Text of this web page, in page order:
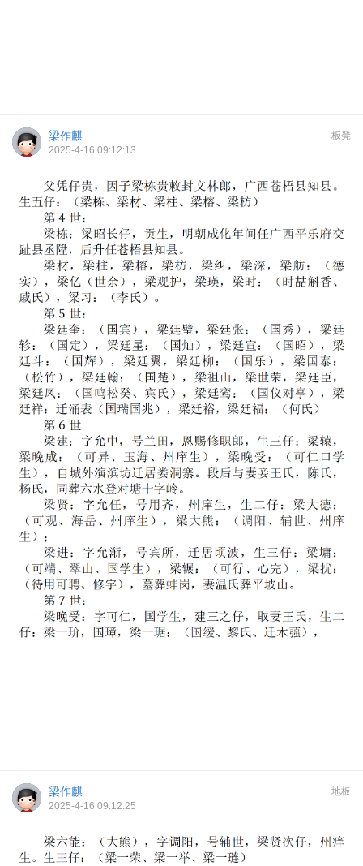
板凳
梁作麒
2025-4-16 09:12:13
地板
梁作麒
2025-4-16 09:12:25